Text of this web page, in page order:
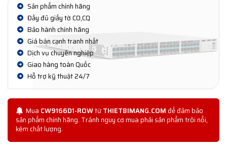
Sản phẩm chính hãng
Đầy đủ giấy tờ CO,CQ
Bảo hành chính hãng
Giá bán cạnh tranh nhất
Dịch vụ chuyên nghiệp
Giao hàng toàn Quốc
Hỗ trợ kỹ thuật 24/7
Mua CW9166D1-ROWtừTHIETBIMANG.COMđể đảm bảo
sản phẩm chính hãng. Tránh nguy cơ mua phải sản phẩm trôi nổi,
kém chất lượng.